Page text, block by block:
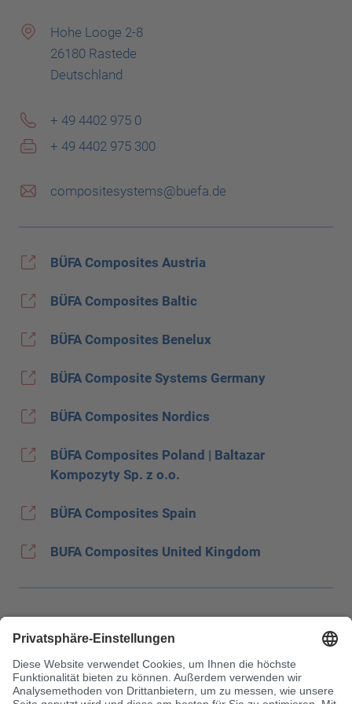
Hohe Looge 2-8
26180 Rastede
Deutschland
+ 49 4402 975 0
+ 49 4402 975 300
compositesystems@buefa.de
BÜFA Composites Austria
BÜFA Composites Baltic
BÜFA Composites Benelux
BÜFA Composite Systems Germany
BÜFA Composites Nordics
BÜFA Composites Poland | Baltazar
Kompozyty Sp. z o.o.
BÜFA Composites Spain
BUFA Composites United Kingdom
Datenschutz
JEC Trade Show